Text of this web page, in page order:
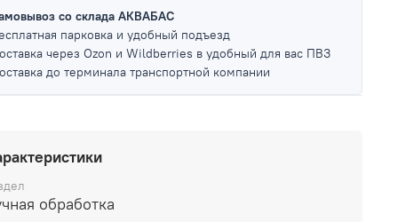
со склада АКВАБАС
парковка и удобный подъезд
через Ozon и Wildberries в удобный для вас ПВЗ
до терминала транспортной компании
обработка